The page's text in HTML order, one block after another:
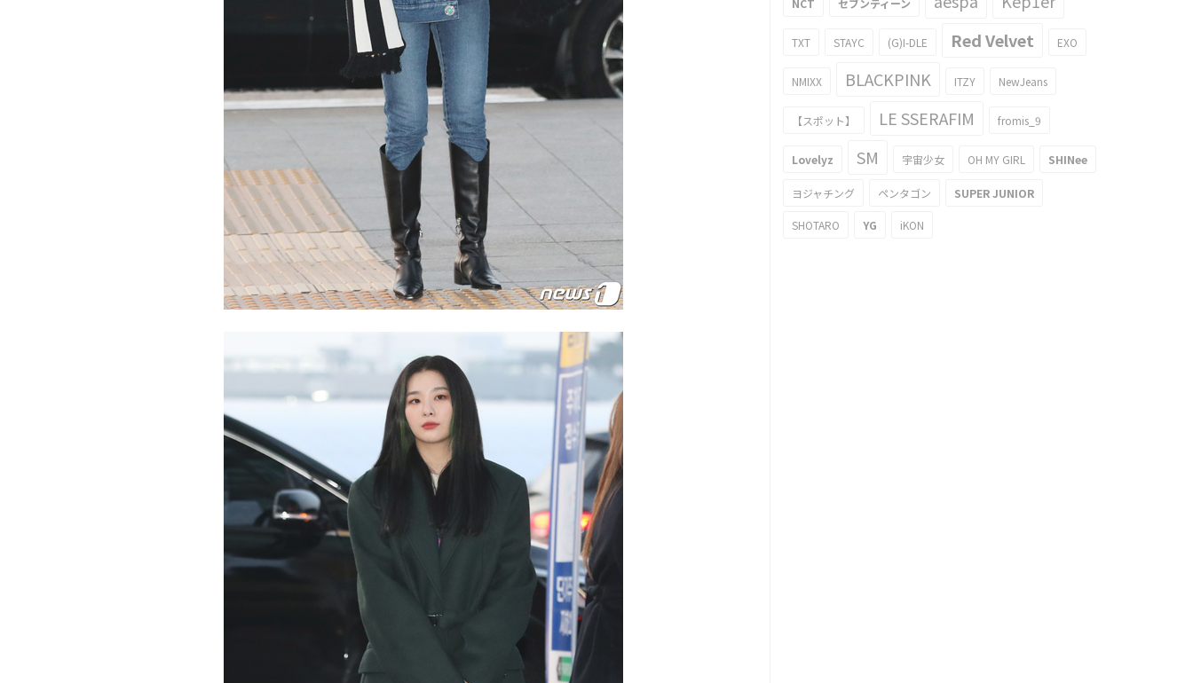
NCT セブンティーン
TXT STAYC (G)I-DLE Red Velvet EXO
NMIXX BLACKPINK ITZY NewJeans
【スポット】 LE SSERAFIM fromis_9
Lovelyz SM 宇宙少女 OH MY GIRL SHINee
ヨジャチング ペンタゴン SUPER JUNIOR
SHOTARO YG iKON